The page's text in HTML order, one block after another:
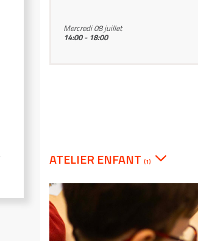
Mercredi 08 juillet
14:00 - 18:00
ATELIER ENFANT(1)